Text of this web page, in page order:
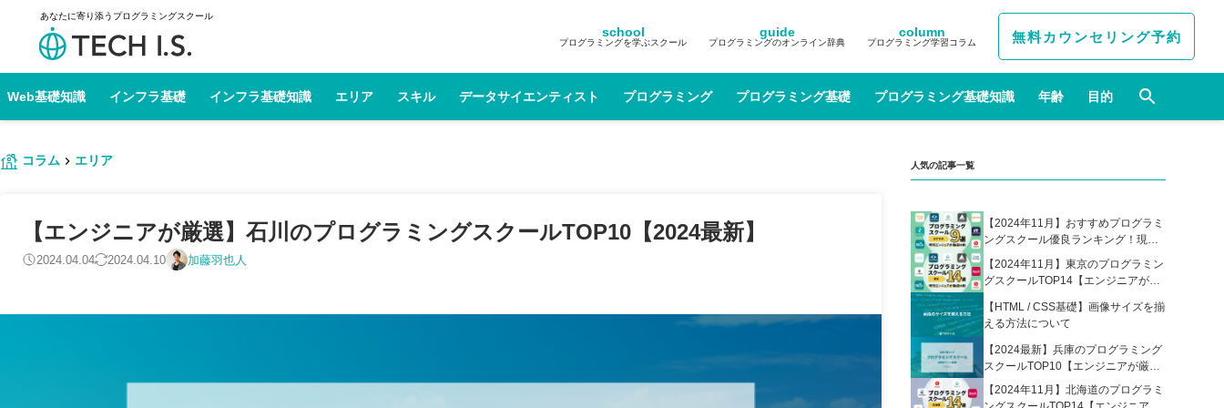
あなたに寄り添うプログラミングスクール
school
プログラミングを学ぶスクール
guide
プログラミングのオンライン辞典
column
プログラミング学習コラム 無料カウンセリング予約
Web基礎知識 インフラ基礎 インフラ基礎知識 エリア スキル データサイエンティスト プログラミング プログラミング基礎 プログラミング基礎知識 年齢 目的
コラム エリア
【エンジニアが厳選】石川のプログラミングスクールTOP10【2024最新】
2024.04.04 2024.04.10 加藤羽也人
人気の記事一覧
【2024年11月】おすすめプログラミ
ングスクール優良ランキング！現役
エンジニアが選んだ人気プログラミ
ングスクールの比較表あり
【2024年11月】東京のプログラミン
グスクールTOP14【エンジニアが厳
【HTML / CSS基礎】画像サイズを揃
える方法について
【2024最新】兵庫のプログラミング
スクールTOP10【エンジニアが厳
選】
【2024年11月】北海道のプログラミ